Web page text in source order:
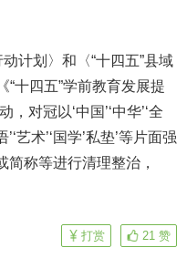
计划〉和〈“十四五”县域
十四五”学前教育发展提
对冠以‘中国’‘中华’‘全
艺术’‘国学’私垫’等片面强
称等进行清理整治，
21 赞
打赏